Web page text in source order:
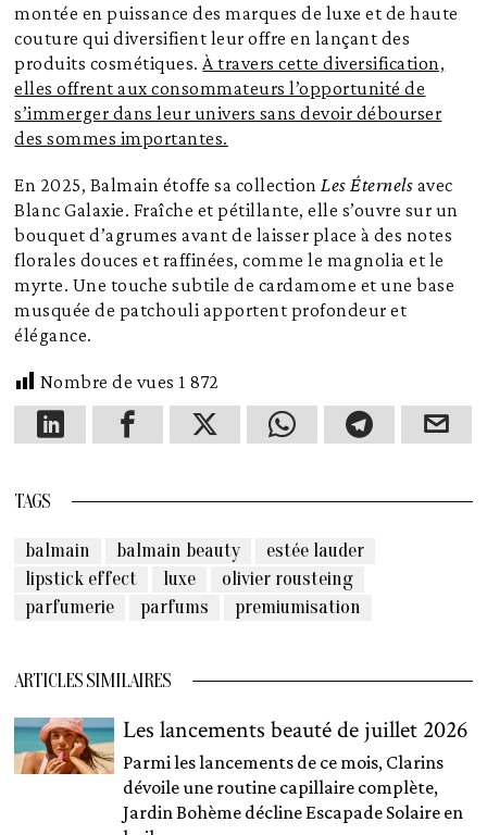
montée en puissance des marques de luxe et de haute
couture qui diversifient leur offre en lançant des
produits cosmétiques. À travers cette diversification,
elles offrent aux consommateurs l’opportunité de
s’immerger dans leur univers sans devoir débourser
des sommes importantes.
En 2025, Balmain étoffe sa collection Les Éternels avec
Blanc Galaxie. Fraîche et pétillante, elle s’ouvre sur un
bouquet d’agrumes avant de laisser place à des notes
florales douces et raffinées, comme le magnolia et le
myrte. Une touche subtile de cardamome et une base
musquée de patchouli apportent profondeur et
élégance.
Nombre de vues 1 872
TAGS
balmain balmain beauty
estée lauder
lipstick effect
luxe
olivier rousteing
parfumerie
parfums premiumisation
ARTICLES SIMILAIRES
Les lancements beauté de juillet 2026
Parmi les lancements de ce mois, Clarins
dévoile une routine capillaire complète,
Jardin Bohème décline Escapade Solaire en